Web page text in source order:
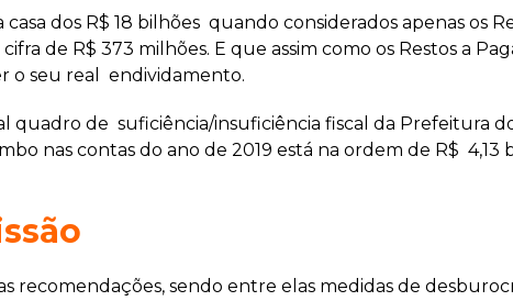
dos R$ 18 bilhões quando considerados apenas os
de R$ 373 milhões. E que assim como os Restos a
o seu real endividamento.
quadro de suficiência/insuficiência fiscal da Prefeitura
nas contas do ano de 2019 está na ordem de R$ 4,13
sendo entre elas medidas de